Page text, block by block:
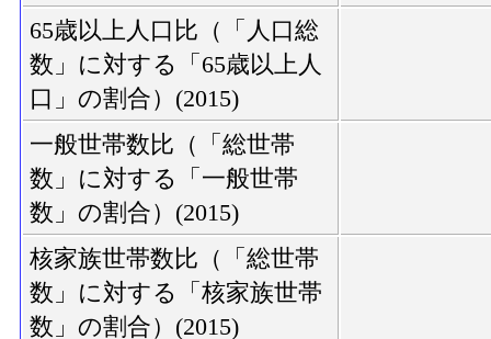
65歳以上人口比（「人口総
数」に対する「65歳以上人
口」の割合）(2015)
一般世帯数比（「総世帯
数」に対する「一般世帯
数」の割合）(2015)
核家族世帯数比（「総世帯
数」に対する「核家族世帯
数」の割合）(2015)